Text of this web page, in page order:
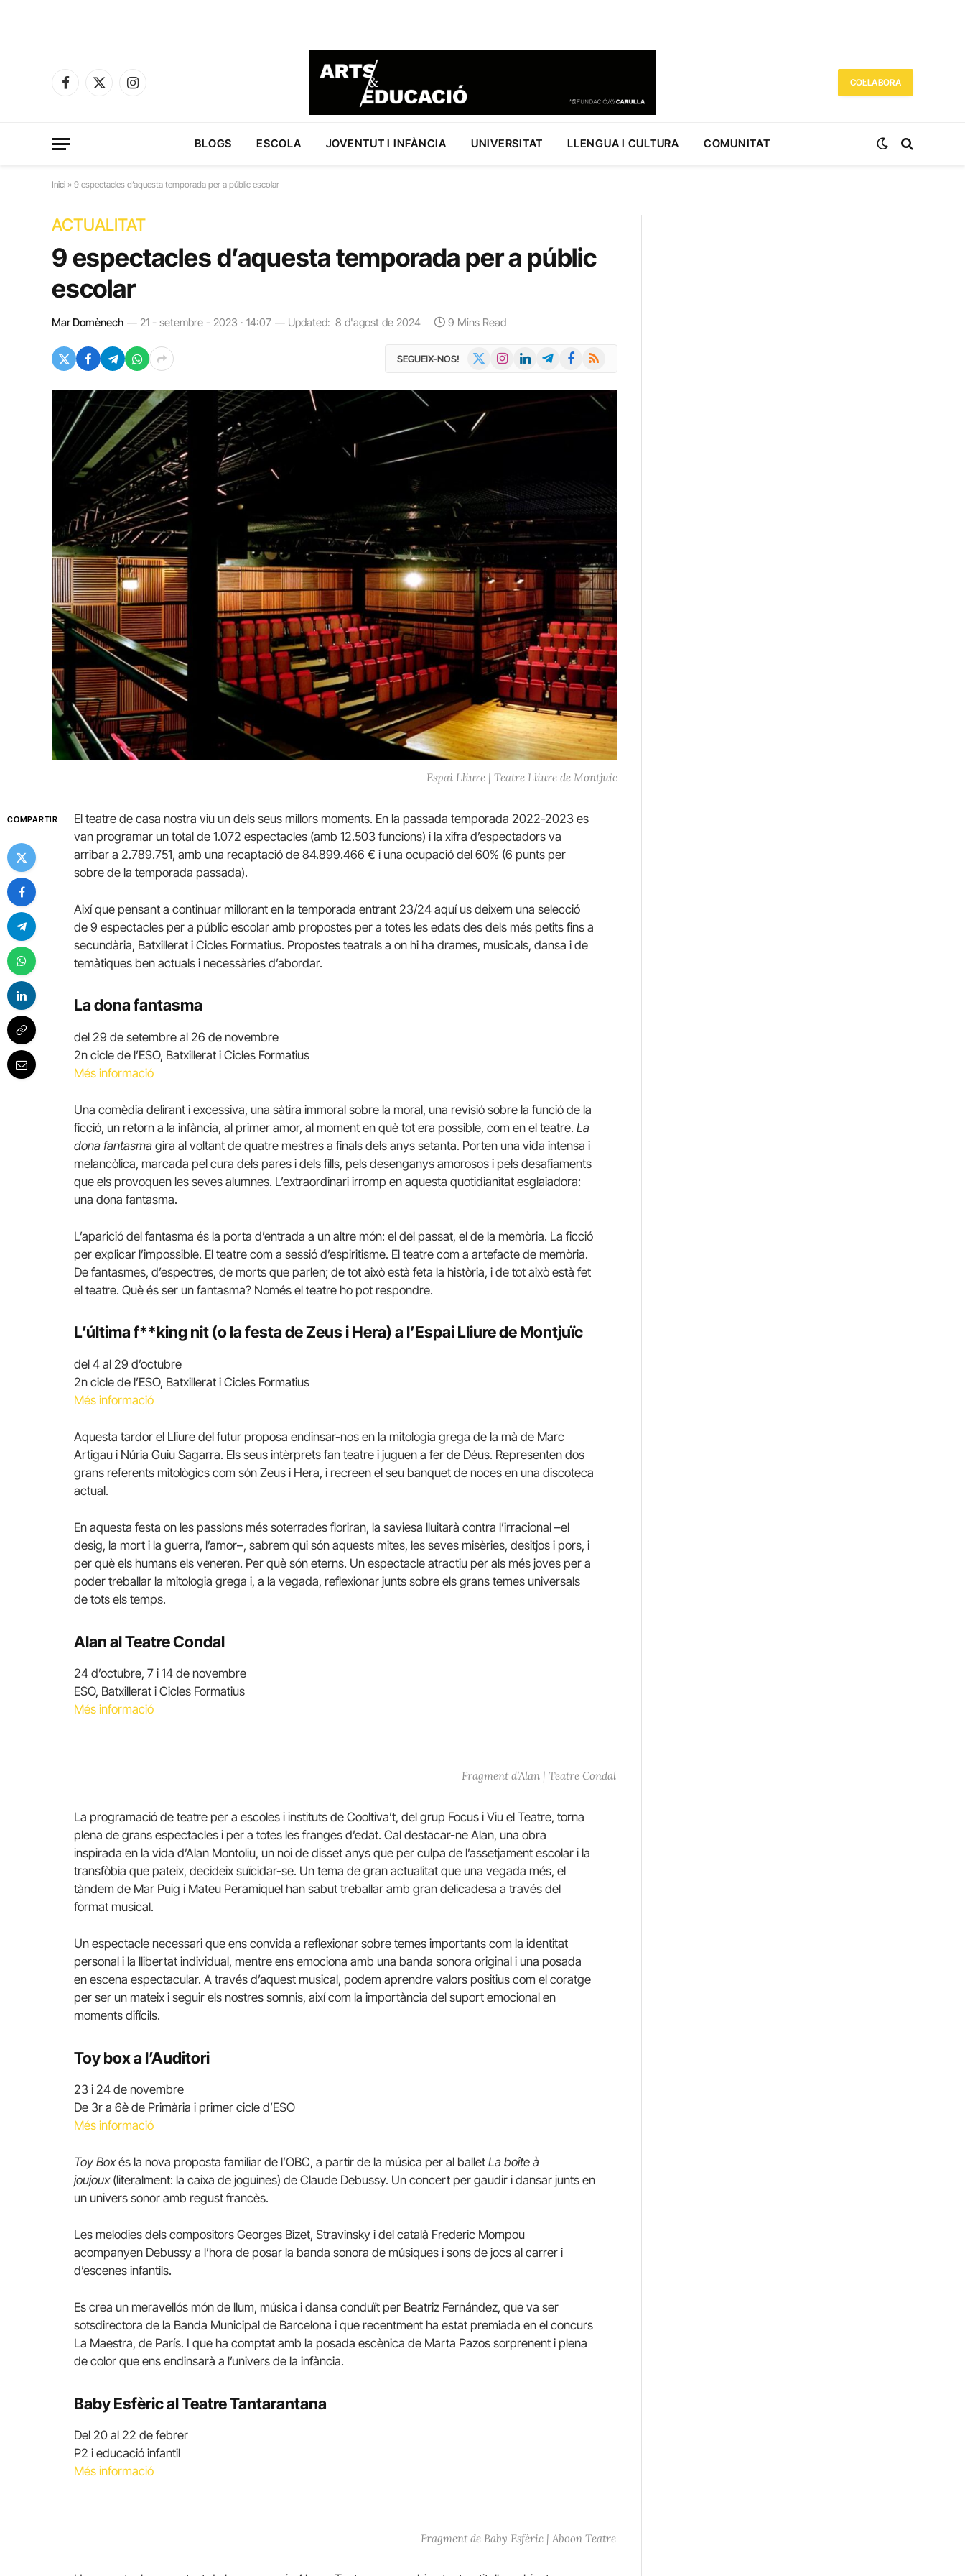
Facebook
X
Instagram
COL·LABORA
BLOGS ESCOLA JOVENTUT I INFÀNCIA UNIVERSITAT LLENGUA I CULTURA COMUNITAT
Inici » 9 espectacles d’aquesta temporada per a públic escolar
ACTUALITAT
9 espectacles d’aquesta temporada per a públic
escolar
Mar Domènech 21 - setembre - 2023 · 14:07 Updated: 8 d'agost de 2024 9 Mins Read
SEGUEIX-NOS! InstagramLinkedInTelegramFacebook
RSS
Espai Lliure | Teatre Lliure de Montjuïc
COMPARTIR
El teatre de casa nostra viu un dels seus millors moments. En la passada temporada 2022-2023 es
van programar un total de 1.072 espectacles (amb 12.503 funcions) i la xifra d’espectadors va
arribar a 2.789.751, amb una recaptació de 84.899.466 € i una ocupació del 60% (6 punts per
sobre de la temporada passada).
Així que pensant a continuar millorant en la temporada entrant 23/24 aquí us deixem una selecció
de 9 espectacles per a públic escolar amb propostes per a totes les edats des dels més petits fins a
secundària, Batxillerat i Cicles Formatius. Propostes teatrals a on hi ha drames, musicals, dansa i de
temàtiques ben actuals i necessàries d’abordar.
La dona fantasma
del 29 de setembre al 26 de novembre
2n cicle de l’ESO, Batxillerat i Cicles Formatius
Més informació
Una comèdia delirant i excessiva, una sàtira immoral sobre la moral, una revisió sobre la funció de la
ficció, un retorn a la infància, al primer amor, al moment en què tot era possible, com en el teatre. La
dona fantasma gira al voltant de quatre mestres a finals dels anys setanta. Porten una vida intensa i
melancòlica, marcada pel cura dels pares i dels fills, pels desenganys amorosos i pels desafiaments
que els provoquen les seves alumnes. L’extraordinari irromp en aquesta quotidianitat esglaiadora:
una dona fantasma.
L’aparició del fantasma és la porta d’entrada a un altre món: el del passat, el de la memòria. La ficció
per explicar l’impossible. El teatre com a sessió d’espiritisme. El teatre com a artefacte de memòria.
De fantasmes, d’espectres, de morts que parlen; de tot això està feta la història, i de tot això està fet
el teatre. Què és ser un fantasma? Només el teatre ho pot respondre.
L’última f**king nit (o la festa de Zeus i Hera) a l’Espai Lliure de Montjuïc
del 4 al 29 d’octubre
2n cicle de l’ESO, Batxillerat i Cicles Formatius
Més informació
Aquesta tardor el Lliure del futur proposa endinsar-nos en la mitologia grega de la mà de Marc
Artigau i Núria Guiu Sagarra. Els seus intèrprets fan teatre i juguen a fer de Déus. Representen dos
grans referents mitològics com són Zeus i Hera, i recreen el seu banquet de noces en una discoteca
actual.
En aquesta festa on les passions més soterrades floriran, la saviesa lluitarà contra l’irracional –el
desig, la mort i la guerra, l’amor–, sabrem qui són aquests mites, les seves misèries, desitjos i pors, i
per què els humans els veneren. Per què són eterns. Un espectacle atractiu per als més joves per a
poder treballar la mitologia grega i, a la vegada, reflexionar junts sobre els grans temes universals
de tots els temps.
Alan al Teatre Condal
24 d’octubre, 7 i 14 de novembre
ESO, Batxillerat i Cicles Formatius
Més informació
Fragment d’Alan | Teatre Condal
La programació de teatre per a escoles i instituts de Cooltiva’t, del grup Focus i Viu el Teatre, torna
plena de grans espectacles i per a totes les franges d’edat. Cal destacar-ne Alan, una obra
inspirada en la vida d’Alan Montoliu, un noi de disset anys que per culpa de l’assetjament escolar i la
transfòbia que pateix, decideix suïcidar-se. Un tema de gran actualitat que una vegada més, el
tàndem de Mar Puig i Mateu Peramiquel han sabut treballar amb gran delicadesa a través del
format musical.
Un espectacle necessari que ens convida a reflexionar sobre temes importants com la identitat
personal i la llibertat individual, mentre ens emociona amb una banda sonora original i una posada
en escena espectacular. A través d’aquest musical, podem aprendre valors positius com el coratge
per ser un mateix i seguir els nostres somnis, així com la importància del suport emocional en
moments difícils.
Toy box a l’Auditori
23 i 24 de novembre
De 3r a 6è de Primària i primer cicle d’ESO
Més informació
Toy Boxés la nova proposta familiar de l’OBC, a partir de la música per al ballet La boîte à
joujoux(literalment: la caixa de joguines) de Claude Debussy. Un concert per gaudir i dansar junts en
un univers sonor amb regust francès.
Les melodies dels compositors Georges Bizet, Stravinsky i del català Frederic Mompou
acompanyen Debussy a l’hora de posar la banda sonora de músiques i sons de jocs al carrer i
d’escenes infantils.
Es crea un meravellós món de llum, música i dansa conduït per Beatriz Fernández, que va ser
sotsdirectora de la Banda Municipal de Barcelona i que recentment ha estat premiada en el concurs
La Maestra, de París. I que ha comptat amb la posada escènica de Marta Pazos sorprenent i plena
de color que ens endinsarà a l’univers de la infància.
Baby Esfèric al Teatre Tantarantana
Del 20 al 22 de febrer
P2 i educació infantil
Més informació
Fragment de Baby Esfèric | Aboon Teatre